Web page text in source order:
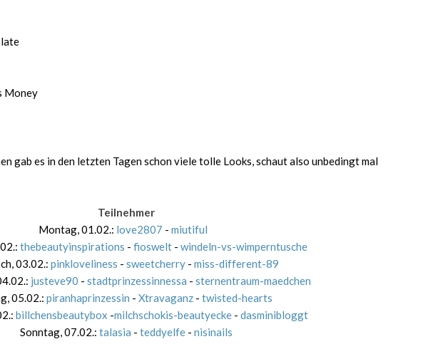
Money
gab es in den letzten Tagen schon viele tolle Looks, schaut also unbedingt mal
Teilnehmer
Montag, 01.02.: love2807 - miutiful
thebeautyinspirations - fioswelt - windeln-vs-wimperntusche
03.02.: pinkloveliness - sweetcherry - miss-different-89
justeve90 - stadtprinzessinnessa - sternentraum-maedchen
05.02.: piranhaprinzessin - Xtravaganz - twisted-hearts
billchensbeautybox -milchschokis-beautyecke - dasminibloggt
Sonntag, 07.02.: talasia - teddyelfe - nisinails